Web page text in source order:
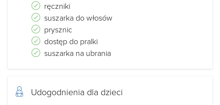
ręczniki
suszarka do włosów
prysznic
dostęp do pralki
suszarka na ubrania
Udogodnienia dla dzieci